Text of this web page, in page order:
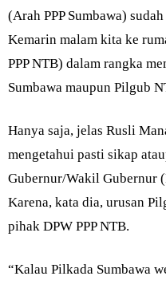
(Arah PPP Sumbawa)
Kemarin malam kita ke
PPP NTB) dalam rangka
Sumbawa maupun Pilgub
Hanya saja, jelas Rusli
mengetahui pasti sikap
Gubernur/Wakil Gubernur
Karena, kata dia, urusan
pihak DPW PPP NTB.
“Kalau Pilkada Sumbawa